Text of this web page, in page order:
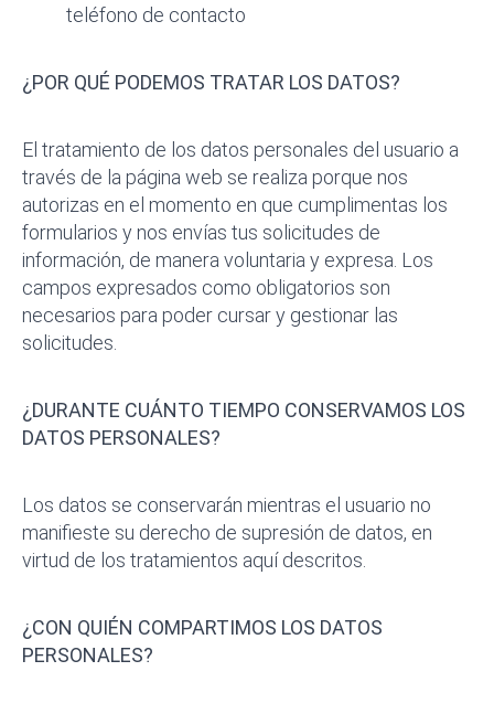
teléfono de contacto
¿POR QUÉ PODEMOS TRATAR LOS DATOS?
El tratamiento de los datos personales del usuario a
través de la página web se realiza porque nos
autorizas en el momento en que cumplimentas los
formularios y nos envías tus solicitudes de
información, de manera voluntaria y expresa. Los
campos expresados como obligatorios son
necesarios para poder cursar y gestionar las
solicitudes.
¿DURANTE CUÁNTO TIEMPO CONSERVAMOS LOS
DATOS PERSONALES?
Los datos se conservarán mientras el usuario no
manifieste su derecho de supresión de datos, en
virtud de los tratamientos aquí descritos.
¿CON QUIÉN COMPARTIMOS LOS DATOS
PERSONALES?